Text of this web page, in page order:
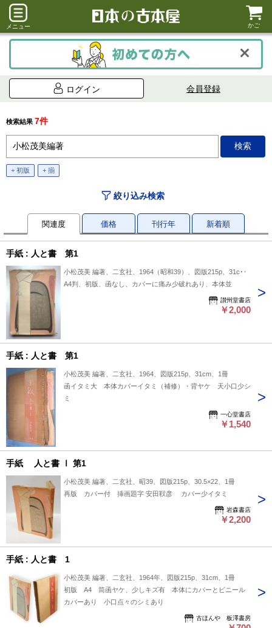
メニュー かご
ログイン 会員登録
検索結果 7件
+ 初版 + 揃
絞り込み検索
関連度 価格 刊行年 新着順
手紙 : 人と書 第1
小松茂美 編著、二玄社、1964（昭和39）、図版215p、31cm
A4判、初版、函なし、カバーに痛み少破れあり、本体並
讃州堂書店
￥2,000
手紙 : 人と書 第1
小松茂美 編著、二玄社、1964、図版215p、31cm、1冊
函イタミ大 本体カバーイタミ（補修）・背ヤケ 天小口少シ
ミ
一心堂書店
￥1,540
手紙 人と書 Ⅰ 第1
小松茂美 編著、二玄社、昭39、図版215p、30.5×22、1冊
再版 カバー付 挿画題字 安田靫彦 カバー少イタミ
岩森書店
￥2,200
手紙 : 人と書 1
小松茂美 編著、二玄社、1964年、図版215p、31cm、1冊
初版 A4 筒函ヤケ、少しキズ有 本体にカバーとビニール
カバーあり 小口点々のシミあり
古ほんや 板澤書房